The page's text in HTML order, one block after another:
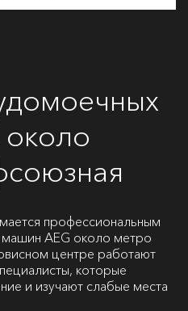
профессиональным
AEG около метро
центре работают
которые
и изучают слабые места